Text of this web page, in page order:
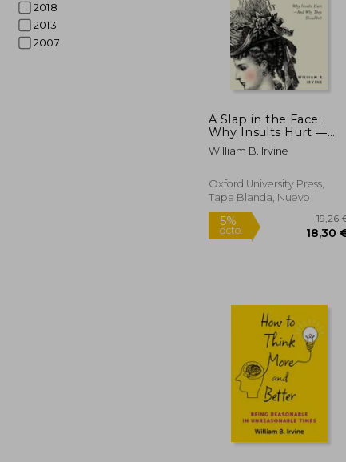
2018
2013
2007
A Slap in the Face:
Why Insults Hurt ―
And Why They
Shouldn't (en Inglés)
William B. Irvine
Oxford University Press,
Tapa Blanda, Nuevo
dcto.